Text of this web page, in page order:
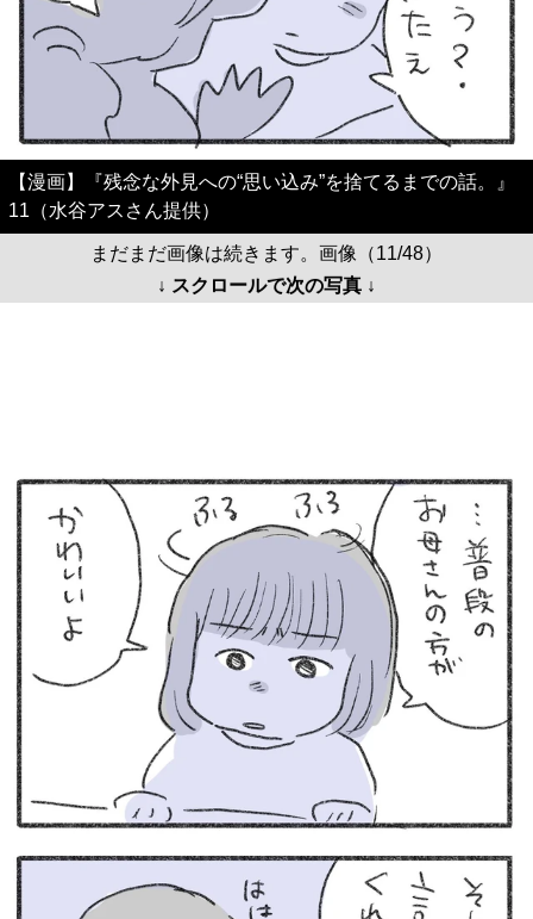
【漫画】『残念な外見への“思い込み”を捨てるまでの話。』
11（水谷アスさん提供）
まだまだ画像は続きます。画像（11/48）
↓ スクロールで次の写真 ↓